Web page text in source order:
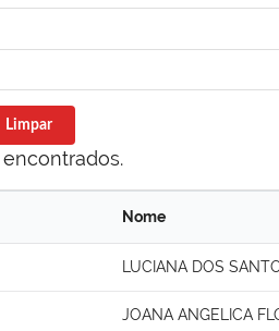
Limpar
Nome
LUCIANA DOS
JOANA ANGELICA